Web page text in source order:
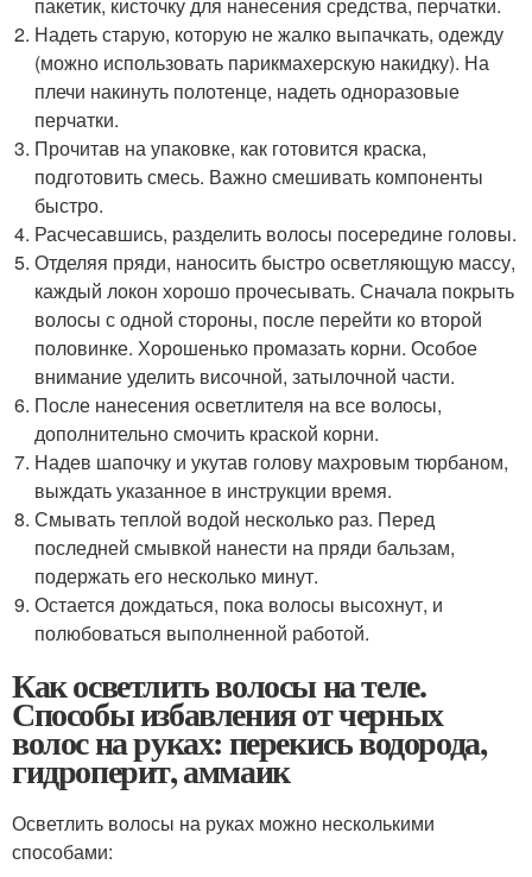
пакетик, кисточку для нанесения средства, перчатки.
Надеть старую, которую не жалко выпачкать, одежду
(можно использовать парикмахерскую накидку). На
плечи накинуть полотенце, надеть одноразовые
перчатки.
Прочитав на упаковке, как готовится краска,
подготовить смесь. Важно смешивать компоненты
быстро.
Расчесавшись, разделить волосы посередине головы.
Отделяя пряди, наносить быстро осветляющую массу,
каждый локон хорошо прочесывать. Сначала покрыть
волосы с одной стороны, после перейти ко второй
половинке. Хорошенько промазать корни. Особое
внимание уделить височной, затылочной части.
После нанесения осветлителя на все волосы,
дополнительно смочить краской корни.
Надев шапочку и укутав голову махровым тюрбаном,
выждать указанное в инструкции время.
Смывать теплой водой несколько раз. Перед
последней смывкой нанести на пряди бальзам,
подержать его несколько минут.
Остается дождаться, пока волосы высохнут, и
полюбоваться выполненной работой.
Как осветлить волосы на теле.
Способы избавления от черных
волос на руках: перекись водорода,
гидроперит, аммаик
Осветлить волосы на руках можно несколькими
способами: